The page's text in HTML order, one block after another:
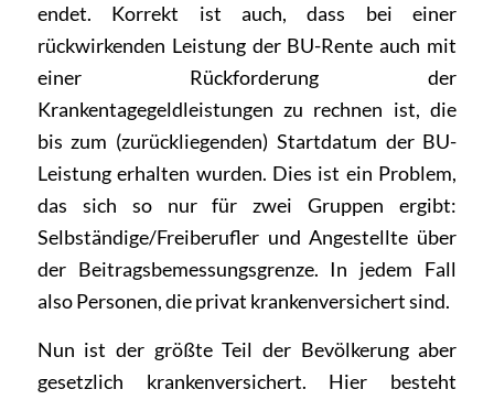
endet. Korrekt ist auch, dass bei einer
rückwirkenden Leistung der BU-Rente auch mit
einer Rückforderung der
Krankentagegeldleistungen zu rechnen ist, die
bis zum (zurückliegenden) Startdatum der BU-
Leistung erhalten wurden. Dies ist ein Problem,
das sich so nur für zwei Gruppen ergibt:
Selbständige/Freiberufler und Angestellte über
der Beitragsbemessungsgrenze. In jedem Fall
also Personen, die privat krankenversichert sind.
Nun ist der größte Teil der Bevölkerung aber
gesetzlich krankenversichert. Hier besteht